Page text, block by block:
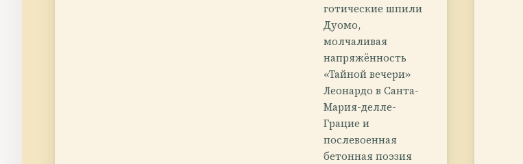
готические шпили
Дуомо,
молчаливая
напряжённость
«Тайной вечери»
Леонардо в Санта-
Мария-делле-
Грацие и
послевоенная
бетонная поэзия